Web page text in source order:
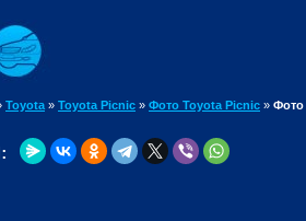
Toyota » Toyota Picnic » Фото Toyota Picnic » Фото